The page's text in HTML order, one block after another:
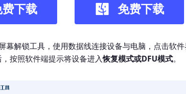
下载 免费下载
幕解锁工具，使用数据线连接设备与电脑，点击软
按照软件端提示将设备进入恢复模式或DFU模式。